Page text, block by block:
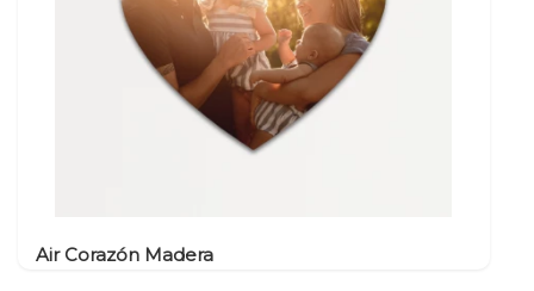
Air Corazón Madera